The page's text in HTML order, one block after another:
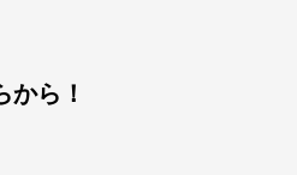
から！